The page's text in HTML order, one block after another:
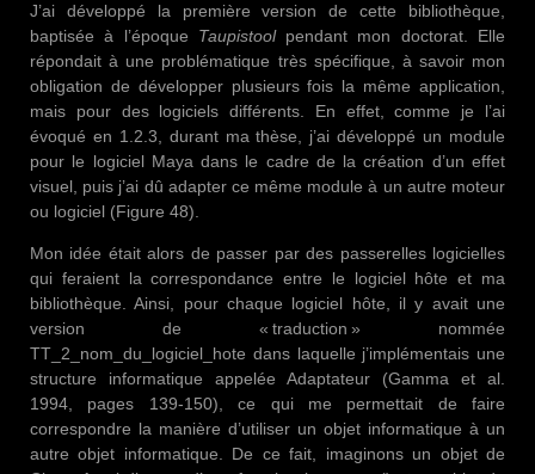
J’ai développé la première version de cette bibliothèque,
baptisée à l’époque Taupistool pendant mon doctorat. Elle
répondait à une problématique très spécifique, à savoir mon
obligation de développer plusieurs fois la même application,
mais pour des logiciels différents. En effet, comme je l’ai
évoqué en 1.2.3, durant ma thèse, j’ai développé un module
pour le logiciel Maya dans le cadre de la création d’un effet
visuel, puis j’ai dû adapter ce même module à un autre moteur
ou logiciel (Figure 48).
Mon idée était alors de passer par des passerelles logicielles
qui feraient la correspondance entre le logiciel hôte et ma
bibliothèque. Ainsi, pour chaque logiciel hôte, il y avait une
version de « traduction » nommée
TT_2_nom_du_logiciel_hote dans laquelle j’implémentais une
structure informatique appelée Adaptateur (Gamma et al.
1994, pages 139-150), ce qui me permettait de faire
correspondre la manière d’utiliser un objet informatique à un
autre objet informatique. De ce fait, imaginons un objet de